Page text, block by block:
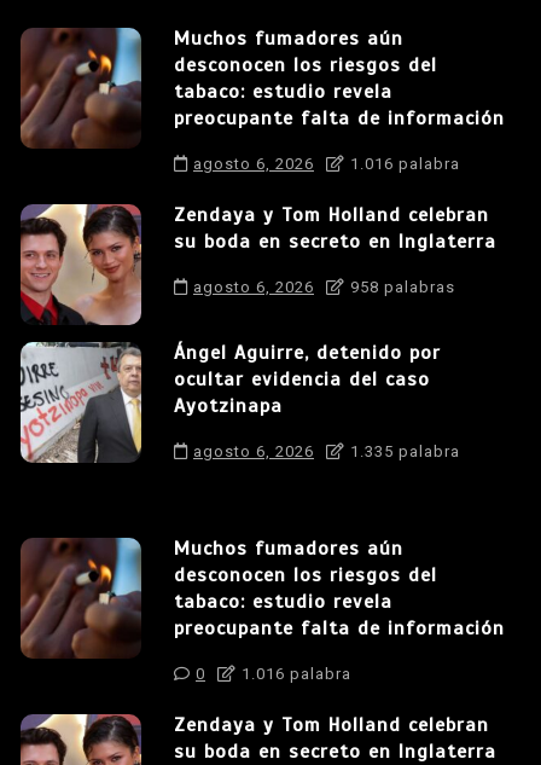
Muchos fumadores aún
desconocen los riesgos del
tabaco: estudio revela
preocupante falta de información
agosto 6, 2026 1.016 palabra
Zendaya y Tom Holland celebran
su boda en secreto en Inglaterra
agosto 6, 2026 958 palabras
Ángel Aguirre, detenido por
ocultar evidencia del caso
Ayotzinapa
agosto 6, 2026 1.335 palabra
Muchos fumadores aún
desconocen los riesgos del
tabaco: estudio revela
preocupante falta de información
0 1.016 palabra
Zendaya y Tom Holland celebran
su boda en secreto en Inglaterra